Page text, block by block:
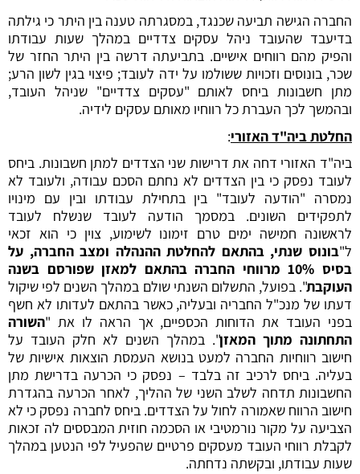
החברה הגישה תביעה שכנגד, במסגרתה טענה בין היתר כי גילתה
בדיעבד שהעובד ניהל עסקים צדדיים במהלך שעות עבודתו
והפיק מהם רווחים אישיים. בתביעתה דרשה בין היתר החזר של
שכר, בונוסים וזכויות ששולמו על ידה לעובד; פיצוי בגין לשון הרע;
מתן חשבונות ביחס לאותם "עסקים צדדיים" שניהל העובד,
ובהמשך לכך העברת כל רווחיו מאותם עסקים לידיה.
החלטת ביה"ד האזורי:
ביה"ד האזורי דחה את דרישות שני הצדדים למתן חשבונות. ביחס
לעובד נפסק כי בין הצדדים לא נחתם הסכם עבודה, ולעובד לא
נמסרה "הודעה לעובד" בין בתחילת עבודתו ובין עם מינויו
לתפקידים השונים. במסמך הודעה לעובד שנשלח לעובד
לראשונה חמישה ימים טרם זימונו לשימוע, צוין כי הוא זכאי
ל"בונוס שנתי, בהתאם להחלטת ההנהלה ומצב החברה, על
בסיס 10% מרווחי החברה בהתאם למאזן שפורסם בשנה
העוקבת". בפועל, התשלום השנתי שולם במהלך השנים לפי שיקול
דעתו של מנכ"ל החבריה ובעליה, כאשר בהתאם לעדותו לא חשף
בפני העובד את הדוחות הכספיים, אך הראה לו את "השורה
התחתונה מתוך המאזן". במהלך השנים לא חלק העובד על
חישוב רווחיות החברה למעט בנושא העמסת הוצאות אישיות של
בעליה. ביחס לרכיב זה בלבד – נפסק כי הכרעה בדרישת מתן
החשבונות תדחה לשלב השני של ההליך, לאחר הכרעה בהגדרת
חישוב הרווח שאמורה לחול על הצדדים. ביחס לחברה נפסק כי לא
הצביעה על מקור נורמטיבי או הסכמה חוזית המבססים לה זכאות
לקבלת רווחי העובד מעסקים פרטיים שהפעיל לפי הנטען במהלך
שעות עבודתו, ובקשתה נדחתה.